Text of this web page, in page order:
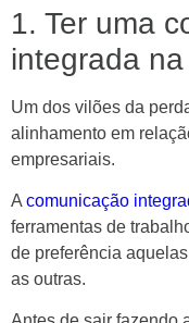
1. Ter uma
integrada
Um dos vilões da
alinhamento em
empresariais.
A comunicação
ferramentas de
de preferência
as outras.